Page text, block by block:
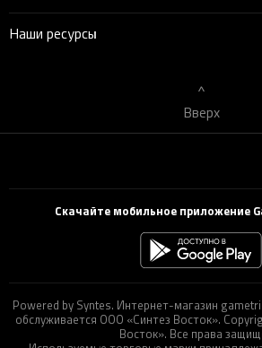
Наши ресурсы
Вверх
Скачайте мобильное приложение
Powered by Syntes. Интернет-магазин
обслуживается ООО «Синтез Восток».
Восток». Все права